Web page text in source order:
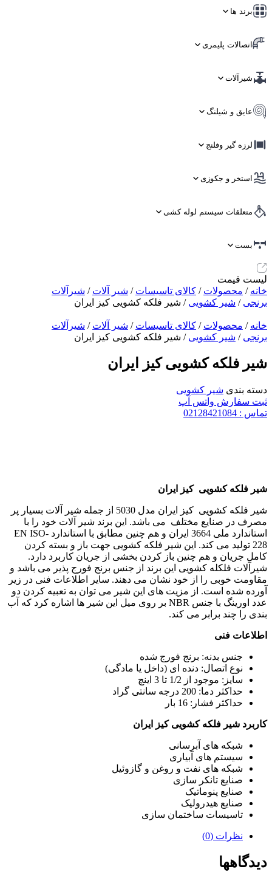
برند ها
اتصالات پلیمری
شیرآلات
عایق و شیلنگ
لرزه گیر وفلنج
استخر و جکوزی
متعلقات سیستم لوله کشی
بست
لیست قیمت
خانه / محصولات / کالای تاسیسات / شیر آلات / شیرآلات
برنجی / شیر کشویی / شیر فلکه کشویی کیز ایران
خانه / محصولات / کالای تاسیسات / شیر آلات / شیرآلات
برنجی / شیر کشویی / شیر فلکه کشویی کیز ایران
شیر فلکه کشویی کیز ایران
دسته بندی شیر کشویی
ثبت سفارش واتس آپ
تماس : 02128421084
شیر فلکه کشویی کیز ایران
شیر فلکه کشویی کیز ایران مدل 5030 از جمله شیر آلات بسیار پر
مصرف در صنایع مختلف می باشد. این برند شیر آلات خود را با
استاندارد ملی 3664 ایران و هم چنین مطابق با استاندارد EN ISO-
228 تولید می کند. این شیر فلکه کشویی جهت باز و بسته کردن
کامل جریان و هم چنین باز کردن بخشی از جریان کاربرد دارد.
شیرآلات فلکله کشویی این برند از جنس برنج فورج پذیر می باشد و
مقاومت خوبی را از خود نشان می دهند. سایر اطلاعات فنی در زیر
آورده شده است. از مزیت های این شیر می توان به تعبیه کردن دو
عدد اورینگ با جنس NBR بر روی میل این شیر ها اشاره کرد که آب
بندی را چند برابر می کند.
اطلاعات فنی
جنس بدنه: برنج فورج شده
نوع اتصال: دنده ای (داخل یا مادگی)
سایز: موجود از 1/2 تا 3 اینچ
حداکثر دما: 200 درجه سانتی گراد
حداکثر فشار: 16 بار
کاربرد شیر فلکه کشویی کیز ایران
شبکه های آبرسانی
سیستم های آبیاری
شبکه های نفت و روغن و گازوئیل
صنایع تانکر سازی
صنایع پنوماتیک
صنایع هیدرولیک
تاسیسات ساختمان سازی
نظرات (0)
دیدگاهها